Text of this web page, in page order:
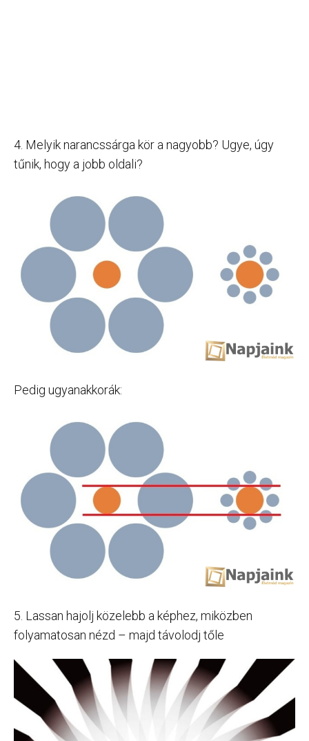
4. Melyik narancssárga kör a nagyobb? Ugye, úgy
tűnik, hogy a jobb oldali?
Pedig ugyanakkorák:
5. Lassan hajolj közelebb a képhez, miközben
folyamatosan nézd – majd távolodj tőle